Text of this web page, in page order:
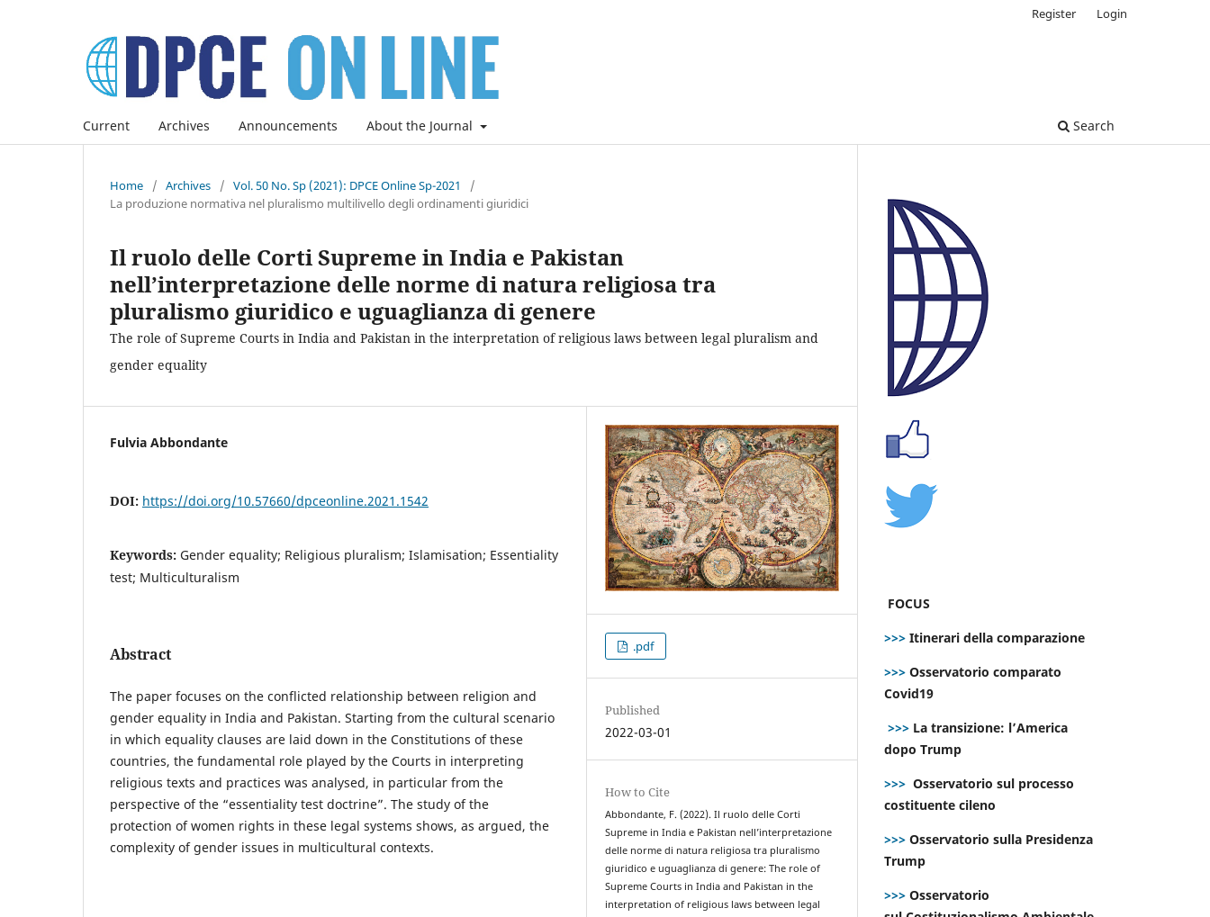
Current Archives Announcements About the Journal Search
Register Login
Home / Archives / Vol. 50 No. Sp (2021): DPCE Online Sp-2021
/
La produzione normativa nel pluralismo multilivello degli ordinamenti giuridici
Il ruolo delle Corti Supreme in India e Pakistan
nell’interpretazione delle norme di natura religiosa tra
pluralismo giuridico e uguaglianza di genere
The role of Supreme Courts in India and Pakistan in the interpretation of religious laws between legal pluralism and
gender equality
Fulvia Abbondante
DOI: https://doi.org/10.57660/dpceonline.2021.1542
Keywords: Gender equality; Religious pluralism; Islamisation; Essentiality
test; Multiculturalism
Abstract
The paper focuses on the conflicted relationship between religion and
gender equality in India and Pakistan. Starting from the cultural scenario
in which equality clauses are laid down in the Constitutions of these
countries, the fundamental role played by the Courts in interpreting
religious texts and practices was analysed, in particular from the
perspective of the “essentiality test doctrine”. The study of the
protection of women rights in these legal systems shows, as argued, the
complexity of gender issues in multicultural contexts.
.pdf
Published
2022-03-01
How to Cite
Abbondante, F. (2022). Il ruolo delle Corti
Supreme in India e Pakistan nell’interpretazione
delle norme di natura religiosa tra pluralismo
giuridico e uguaglianza di genere: The role of
Supreme Courts in India and Pakistan in the
interpretation of religious laws between legal
FOCUS
>>> Itinerari della comparazione
>>> Osservatorio comparato
Covid19
>>> La transizione: l’America
dopo Trump
>>> Osservatorio sul processo
costituente cileno
>>> Osservatorio sulla Presidenza
Trump
>>> Osservatorio